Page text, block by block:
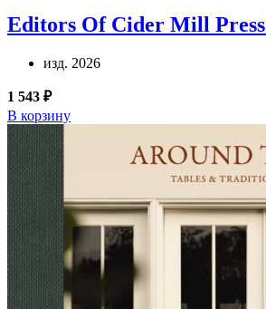
Editors Of Cider Mill Press
изд. 2026
1 543 ₽
В корзину